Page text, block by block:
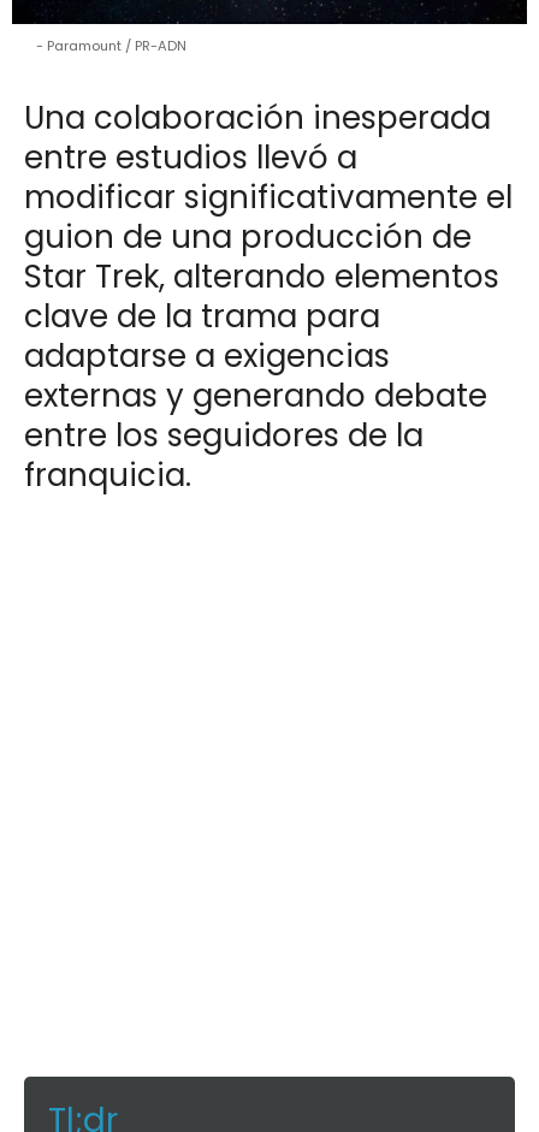
Paramount / PR-ADN
Una colaboración inesperada
entre estudios llevó a
modificar significativamente el
guion de una producción de
Star Trek, alterando elementos
clave de la trama para
adaptarse a exigencias
externas y generando debate
entre los seguidores de la
franquicia.
Tl;dr